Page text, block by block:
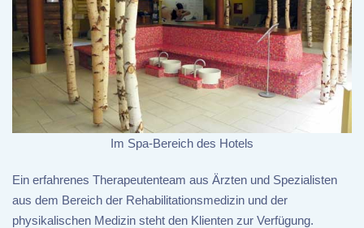
Im Spa-Bereich des Hotels
Ein erfahrenes Therapeutenteam aus Ärzten und Spezialisten
aus dem Bereich der Rehabilitationsmedizin und der
physikalischen Medizin steht den Klienten zur Verfügung.